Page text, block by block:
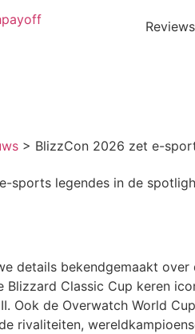
Reviews
> BlizzCon 2026 zet e-
sports legendes in de
details bekendgemaakt
Blizzard Classic Cup keren
Ook de Overwatch World
rivaliteiten,